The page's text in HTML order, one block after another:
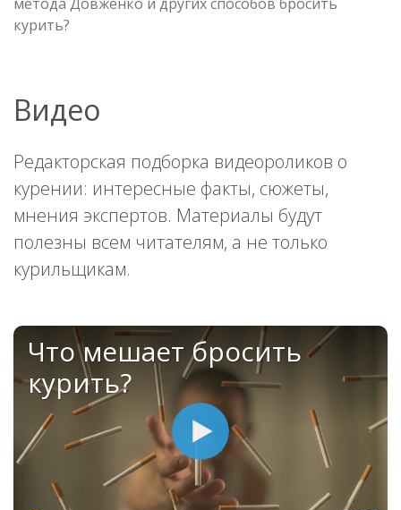
курить?
Видео
Редакторская подборка видеороликов о
курении: интересные факты, сюжеты,
мнения экспертов. Материалы будут
полезны всем читателям, а не только
курильщикам.
Что мешает бросить
курить?